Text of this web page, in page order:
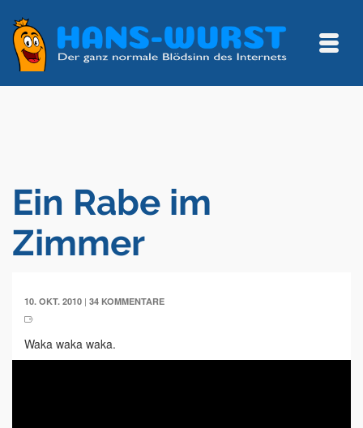
Ein Rabe im
Zimmer
10. OKT. 2010 | 34 KOMMENTARE
Waka waka waka.